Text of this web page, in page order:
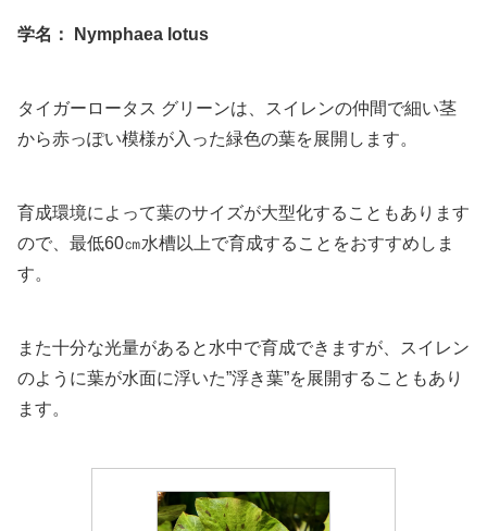
学名： Nymphaea lotus
タイガーロータス グリーンは、スイレンの仲間で細い茎
から赤っぽい模様が入った緑色の葉を展開します。
育成環境によって葉のサイズが大型化することもあります
ので、最低60㎝水槽以上で育成することをおすすめしま
す。
また十分な光量があると水中で育成できますが、スイレン
のように葉が水面に浮いた”浮き葉”を展開することもあり
ます。